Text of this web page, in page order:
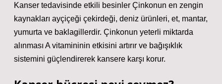
Kanser tedavisinde etkili besinler Çinkonun en zengin
kaynakları ayçiçeği çekirdeği, deniz ürünleri, et, mantar,
yumurta ve baklagillerdir. Çinkonun yeterli miktarda
alınması A vitamininin etkisini artırır ve bağışıklık
sistemini güçlendirerek kansere karşı korur.